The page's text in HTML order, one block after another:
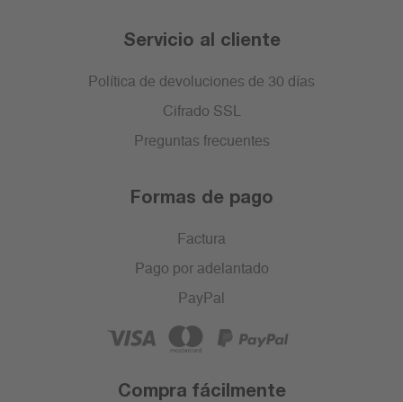
Servicio al cliente
Política de devoluciones de 30 días
Cifrado SSL
Preguntas frecuentes
Formas de pago
Factura
Pago por adelantado
PayPal
Compra fácilmente